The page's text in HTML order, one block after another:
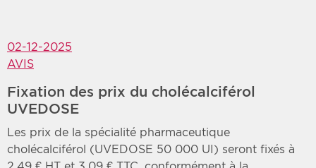
02-12-2025
AVIS
Fixation des prix du cholécalciférol
UVEDOSE
Les prix de la spécialité pharmaceutique
cholécalciférol (UVEDOSE 50 000 UI) seront fixés à